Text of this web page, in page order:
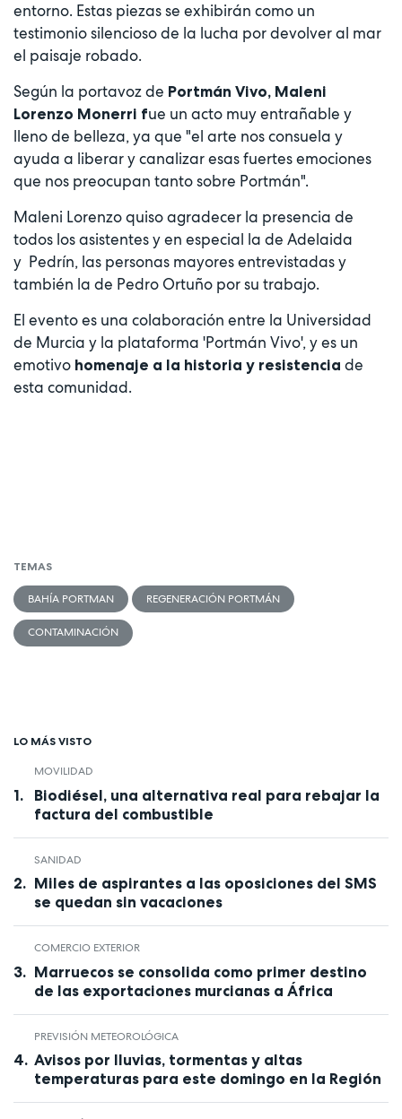
entorno. Estas piezas se exhibirán como un
testimonio silencioso de la lucha por devolver al mar
el paisaje robado.
Según la portavoz de Portmán Vivo, Maleni
Lorenzo Monerri fue un acto muy entrañable y
lleno de belleza, ya que "el arte nos consuela y
ayuda a liberar y canalizar esas fuertes emociones
que nos preocupan tanto sobre Portmán".
Maleni Lorenzo quiso agradecer la presencia de
todos los asistentes y en especial la de Adelaida
y Pedrín, las personas mayores entrevistadas y
también la de Pedro Ortuño por su trabajo.
El evento es una colaboración entre la Universidad
de Murcia y la plataforma 'Portmán Vivo', y es un
emotivo homenaje a la historia y resistencia de
esta comunidad.
TEMAS
BAHÍA PORTMAN REGENERACIÓN PORTMÁN
CONTAMINACIÓN
LO MÁS VISTO
MOVILIDAD
Biodiésel, una alternativa real para rebajar la
factura del combustible
SANIDAD
Miles de aspirantes a las oposiciones del SMS
se quedan sin vacaciones
COMERCIO EXTERIOR
Marruecos se consolida como primer destino
de las exportaciones murcianas a África
PREVISIÓN METEOROLÓGICA
Avisos por lluvias, tormentas y altas
temperaturas para este domingo en la Región